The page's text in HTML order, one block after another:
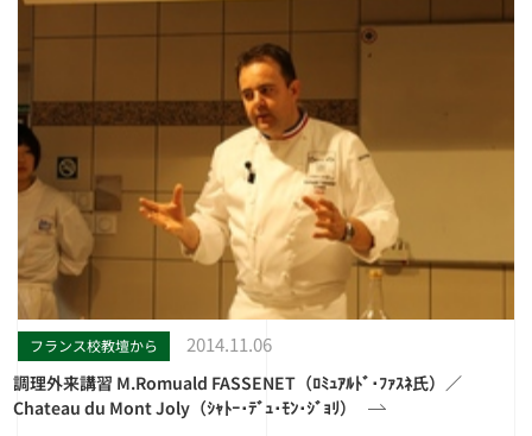
フランス校教壇から 2014.11.06
調理外来講習 M.Romuald FASSENET（ﾛﾐｭｱﾙﾄﾞ･ﾌｧｽﾈ氏）／
Chateau du Mont Joly（ｼｬﾄｰ･ﾃﾞｭ･ﾓﾝ･ｼﾞｮﾘ）